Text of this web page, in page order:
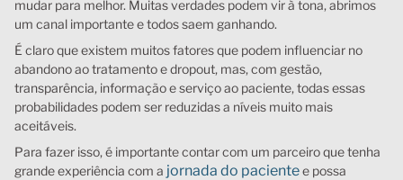
mudar para melhor. Muitas verdades podem vir à tona, abrimos
um canal importante e todos saem ganhando.
É claro que existem muitos fatores que podem influenciar no
abandono ao tratamento e dropout, mas, com gestão,
transparência, informação e serviço ao paciente, todas essas
probabilidades podem ser reduzidas a níveis muito mais
aceitáveis.
Para fazer isso, é importante contar com um parceiro que tenha
grande experiência com a jornada do pacientee possa